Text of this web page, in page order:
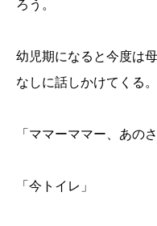
ろう。
幼児期になると今度は
なしに話しかけてくる。
「ママーママー、あのさ
「今トイレ」